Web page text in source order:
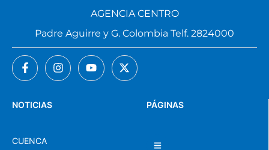
PÁGINAS
NOTICIAS
CUENCA
AGENCIA CENTRO
Padre Aguirre y G. Colombia Telf. 2824000